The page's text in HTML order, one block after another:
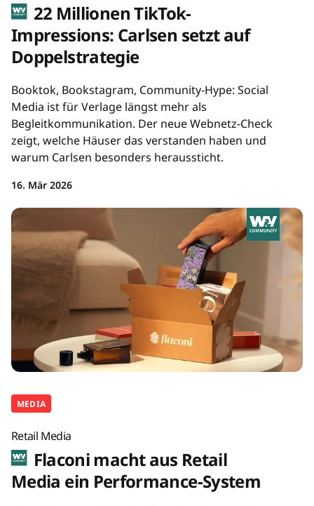
22 Millionen TikTok-
Impressions: Carlsen setzt auf
Doppelstrategie
Booktok, Bookstagram, Community-Hype: Social
Media ist für Verlage längst mehr als
Begleitkommunikation. Der neue Webnetz-Check
zeigt, welche Häuser das verstanden haben und
warum Carlsen besonders heraussticht.
16. Mär 2026
MEDIA
Retail Media
Flaconi macht aus Retail
Media ein Performance-System